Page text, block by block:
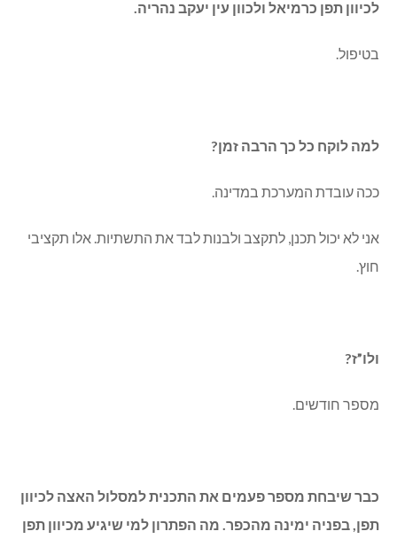
לכיוון תפן כרמיאל ולכוון עין יעקב נהריה.
בטיפול.
למה לוקח כל כך הרבה זמן?
ככה עובדת המערכת במדינה.
אני לא יכול תכנן, לתקצב ולבנות לבד את התשתיות. אלו תקציבי
חוץ.
ולו”ז?
מספר חודשים.
כבר שיבחת מספר פעמים את התכנית למסלול האצה לכיוון
תפן, בפניה ימינה מהכפר. מה הפתרון למי שיגיע מכיוון תפן